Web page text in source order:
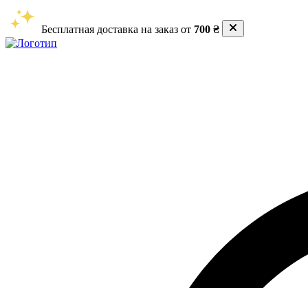
Бесплатная доставка на заказ от 700 ₴